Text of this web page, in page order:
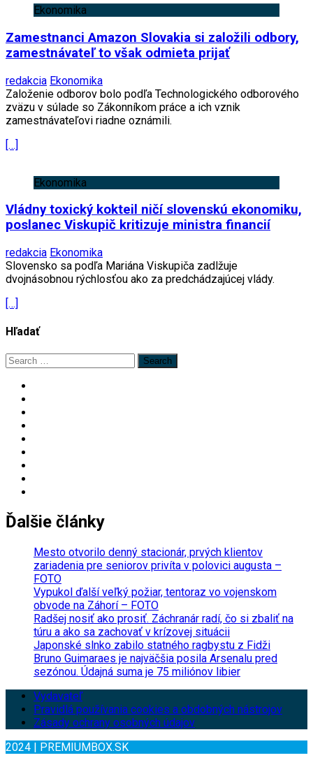
Ekonomika
Zamestnanci Amazon Slovakia si založili odbory,
zamestnávateľ to však odmieta prijať
redakcia Ekonomika
Založenie odborov bolo podľa Technologického odborového
zväzu v súlade so Zákonníkom práce a ich vznik
zamestnávateľovi riadne oznámili.
[…]
Ekonomika
Vládny toxický kokteil ničí slovenskú ekonomiku,
poslanec Viskupič kritizuje ministra financií
redakcia Ekonomika
Slovensko sa podľa Mariána Viskupiča zadlžuje
dvojnásobnou rýchlosťou ako za predchádzajúcej vlády.
[…]
Hľadať
Search
for:
Ďalšie články
Mesto otvorilo denný stacionár, prvých klientov
zariadenia pre seniorov privíta v polovici augusta –
FOTO
Vypukol ďalší veľký požiar, tentoraz vo vojenskom
obvode na Záhorí – FOTO
Radšej nosiť ako prosiť. Záchranár radí, čo si zbaliť na
túru a ako sa zachovať v krízovej situácii
Japonské slnko zabilo statného ragbystu z Fidži
Bruno Guimaraes je najväčšia posila Arsenalu pred
sezónou. Údajná suma je 75 miliónov libier
Vydavateľ
Pravidlá používania cookies a obdobných nástrojov
Zásady ochrany osobných údajov
2024 | PREMIUMBOX.SK